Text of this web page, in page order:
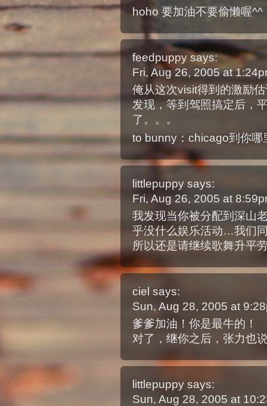
hoho 要加油不要偷懒喔^^
feedpuppy says:
Fri, Aug 26, 2005 at
俺从这次visit得到的激励
发现，等到驾照搞定后，
了。。。
to bunny：chicago到你哪
littlepuppy says:
Fri, Aug 26, 2005 at
我发现当你被分配到深山
乎没什么娱乐活动…我们
所以还是请继续歌舞升平
ciel says:
Sun, Aug 28, 2005 at
爹爹加油！你是最牛的！
对了，继你之后，张力也
littlepuppy says:
Sun, Aug 28, 2005 at